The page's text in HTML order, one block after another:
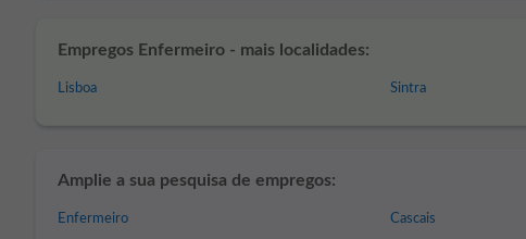
Empregos Enfermeiro - mais localidades:
Lisboa Sintra
Amplie a sua pesquisa de empregos:
Enfermeiro Cascais